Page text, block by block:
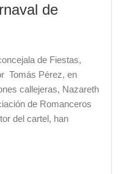
de
de Fiestas,
Tomás Pérez, en
callejeras, Nazareth
de Romanceros
del cartel, han